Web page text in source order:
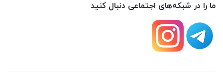
ما را در شبکه‌های اجتماعی دنبال کنید